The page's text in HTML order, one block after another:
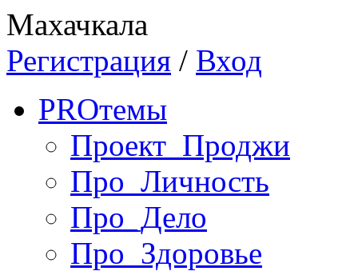
Махачкала
Регистрация / Вход
PROтемы
Проект_Проджи
Про_Личность
Про_Дело
Про_Здоровье